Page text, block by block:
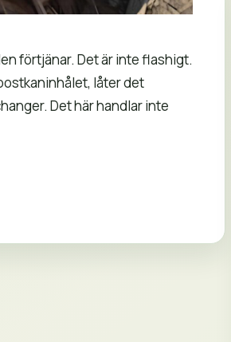
förtjänar. Det är inte flashigt.
låter det
Det här handlar inte